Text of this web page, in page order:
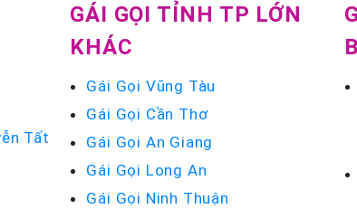
Tất
GÁI GỌI TỈNH TP LỚN
KHÁC
Gái Gọi Vũng Tàu
Gái Gọi Cần Thơ
Gái Gọi An Giang
Gái Gọi Long An
Gái Gọi Ninh Thuận